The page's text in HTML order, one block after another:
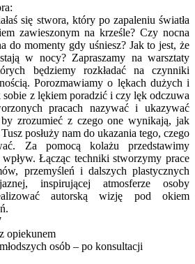
się stwora, który po zapaleniu światła
zawieszonym na krześle? Czy nocna
do momenty gdy uśniesz? Jak to jest, że
w nocy? Zapraszamy na warsztaty
będziemy rozkładać na czynniki
Porozmawiamy o lękach dużych i
sobie z lękiem poradzić i czy lęk odczuwa
pracach nazywać i ukazywać
zrozumieć z czego one wynikają, jak
posłuży nam do ukazania tego, czego
Za pomocą kolażu przedstawimy
Łącząc techniki stworzymy prace
przemyśleń i dalszych plastycznych
inspirującej atmosferze osoby
autorską wizję pod okiem
opiekunem
osób – po konsultacji